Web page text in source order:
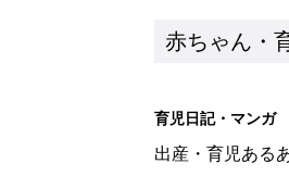
赤ちゃん・
育児日記・マンガ
出産・育児ある